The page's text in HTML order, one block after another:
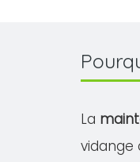
La
vidange